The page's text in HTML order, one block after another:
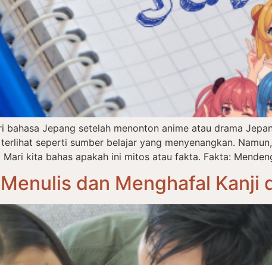
bahasa Jepang setelah menonton anime atau drama
seperti sumber belajar yang menyenangkan.
Mari kita bahas apakah ini mitos atau fakta. Fakta:
dan Menghafal Kanji